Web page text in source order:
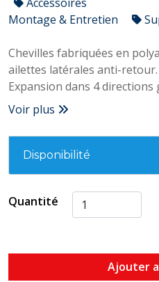
Montage & Entretien
Chevilles fabriquées en
ailettes latérales anti-retour.
Expansion dans 4
fixation.
Recommandé pour la
massifs qu'en matériaux
Voir plus
Disponibilité
Quantité
Ajouter